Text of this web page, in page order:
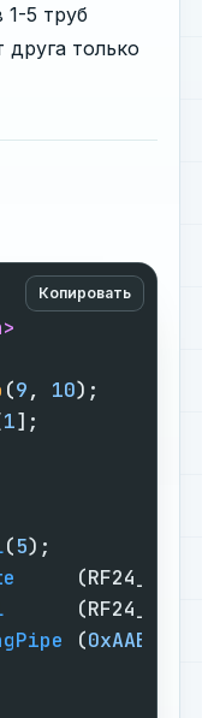
5 труб
друга только
Копировать
(9, 10)
1
(5
(